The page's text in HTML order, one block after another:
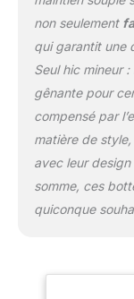
non seulement
qui garantit une
Seul hic mineur
gênante pour
compensé par
matière de
avec leur
somme, ces
quiconque